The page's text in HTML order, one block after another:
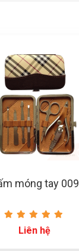
móng tay 009
Liên hệ